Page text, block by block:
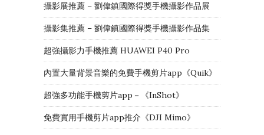
攝影展推薦 – 劉偉鎮國際得獎手機攝影作品展
攝影集推薦 – 劉偉鎮國際得獎手機攝影作品集
超強攝影力手機推薦 HUAWEI P40 Pro
內置大量背景音樂的免費手機剪片app《Quik》
超強多功能手機剪片app－《InShot》
免費實用手機剪片app推介《DJI Mimo》